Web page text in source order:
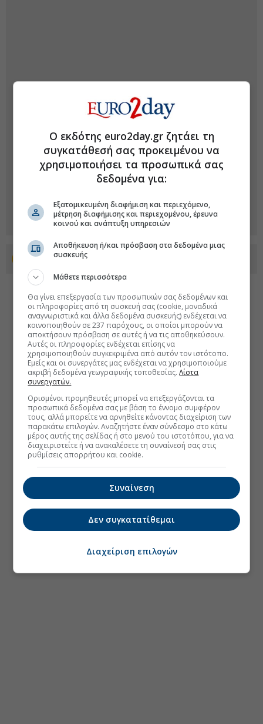
Προσθέστε το euro2day.gr στο Discover
Ο εκδότης euro2day.gr ζητάει τη
συγκατάθεσή σας προκειμένου να
χρησιμοποιήσει τα προσωπικά σας
δεδομένα για:
Εξατομικευμένη διαφήμιση και περιεχόμενο,
μέτρηση διαφήμισης και περιεχομένου, έρευνα
κοινού και ανάπτυξη υπηρεσιών
Αποθήκευση ή/και πρόσβαση στα δεδομένα μιας
συσκευής
Μάθετε περισσότερα
Θα γίνει επεξεργασία των προσωπικών σας δεδομένων και
οι πληροφορίες από τη συσκευή σας (cookie, μοναδικά
αναγνωριστικά και άλλα δεδομένα συσκευής) ενδέχεται να
κοινοποιηθούν σε 237 παρόχους, οι οποίοι μπορούν να
αποκτήσουν πρόσβαση σε αυτές ή να τις αποθηκεύσουν.
Αυτές οι πληροφορίες ενδέχεται επίσης να
χρησιμοποιηθούν συγκεκριμένα από αυτόν τον ιστότοπο.
Εμείς και οι συνεργάτες μας ενδέχεται να χρησιμοποιούμε
ακριβή δεδομένα γεωγραφικής τοποθεσίας.Λίστα
συνεργατών.
Ορισμένοι προμηθευτές μπορεί να επεξεργάζονται τα
προσωπικά δεδομένα σας με βάση το έννομο συμφέρον
τους, αλλά μπορείτε να αρνηθείτε κάνοντας διαχείριση των
παρακάτω επιλογών. Αναζητήστε έναν σύνδεσμο στο κάτω
μέρος αυτής της σελίδας ή στο μενού του ιστοτόπου, για να
διαχειριστείτε ή να ανακαλέσετε τη συναίνεσή σας στις
ρυθμίσεις απορρήτου και cookie.
Συναίνεση
Δεν συγκατατίθεμαι
Διαχείριση επιλογών